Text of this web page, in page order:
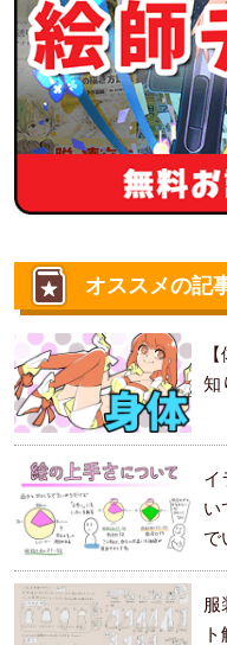
オススメの記
知
イ
い
で
服